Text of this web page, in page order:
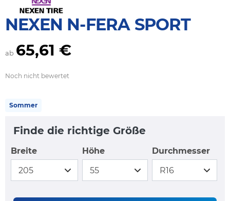
NEXEN N-FERA SPORT
ab 65,61 €
Noch nicht bewertet
Sommer
Finde die richtige Größe
Breite Höhe Durchmesser